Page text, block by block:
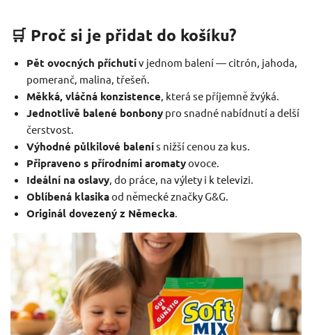
🛒 Proč si je přidat do košíku?
Pět ovocných příchutív jednom balení — citrón, jahoda,
pomeranč, malina, třešeň.
Měkká, vláčná konzistence, která se příjemně žvýká.
Jednotlivě balené bonbonypro snadné nabídnutí a delší
čerstvost.
Výhodné půlkilové balenís nižší cenou za kus.
Připraveno s přírodními aromatyovoce.
Ideální na oslavy, do práce, na výlety i k televizi.
Oblíbená klasikaod německé značky G&G.
Originál dovezený z Německa.